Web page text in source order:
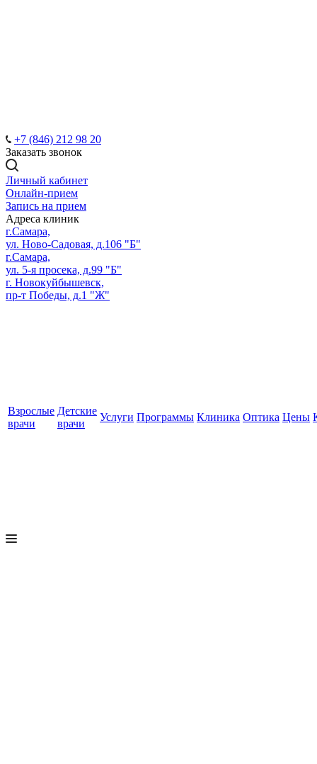
+7 (846) 212 98 20
Заказать звонок
Личный кабинет
Онлайн-прием
Запись на прием
Адреса клиник
г.Самара,
ул. Ново-Садовая, д.106 "Б"
г.Самара,
ул. 5-я просека, д.99 "Б"
г. Новокуйбышевск,
пр-т Победы, д.1 "Ж"
Взрослые
врачи
Детские
врачи
Услуги Программы Клиника Оптика Цены